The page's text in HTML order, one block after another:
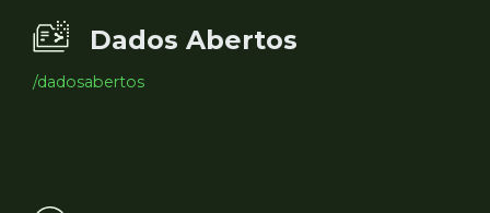
Dados Abertos
/dadosabertos